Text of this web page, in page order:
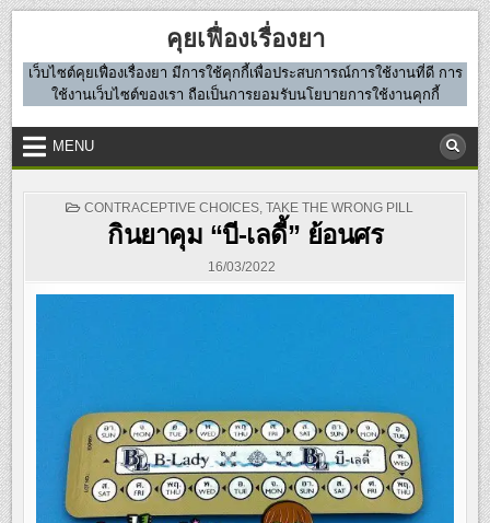
Skip
to
content
คุยเฟื่องเรื่องยา
เว็บไซต์คุยเฟื่องเรื่องยา มีการใช้คุกกี้เพื่อประสบการณ์การใช้งานที่ดี การ
ใช้งานเว็บไซต์ของเรา ถือเป็นการยอมรับนโยบายการใช้งานคุกกี้
MENU
POSTED
CONTRACEPTIVE CHOICES, TAKE THE WRONG PILL
กินยาคุม “บี-เลดี้” ย้อนศร
16/03/2022